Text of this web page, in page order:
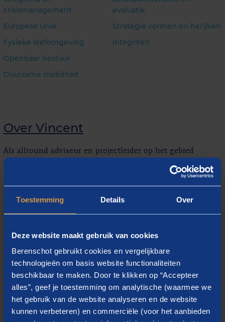
Toestemming Details Over
Deze website maakt gebruik van cookies
Berenschot gebruikt cookies en vergelijkbare
technologieën om basis website functionaliteiten
beschikbaar te maken. Door te klikken op “Accepteer
alles”, geef je toestemming om analytische (waarmee we
het gebruik van de website analyseren en de website
kunnen verbeteren) en commerciële (voor het aanbieden
Over Vincent
Als allround adviseur en projectleider op het gebied
van veiligheid werk ik veel en graag aan politiek-
veiligheid. Dit gaat bijvoorbeeld om het managen
van politieke risico's, gevaarlijke stoffen,
sport. Hierbij werk ik mee aan het duurzaam
beheersen van complexe opgaven rond veiligheid en
interessanter!
crisismanagement
Europese Unie
Fysieke leefomgeving
Openbaar bestuur
Duurzame mobiliteit
evaluatie
Strategie vormen en herijken
Integriteit